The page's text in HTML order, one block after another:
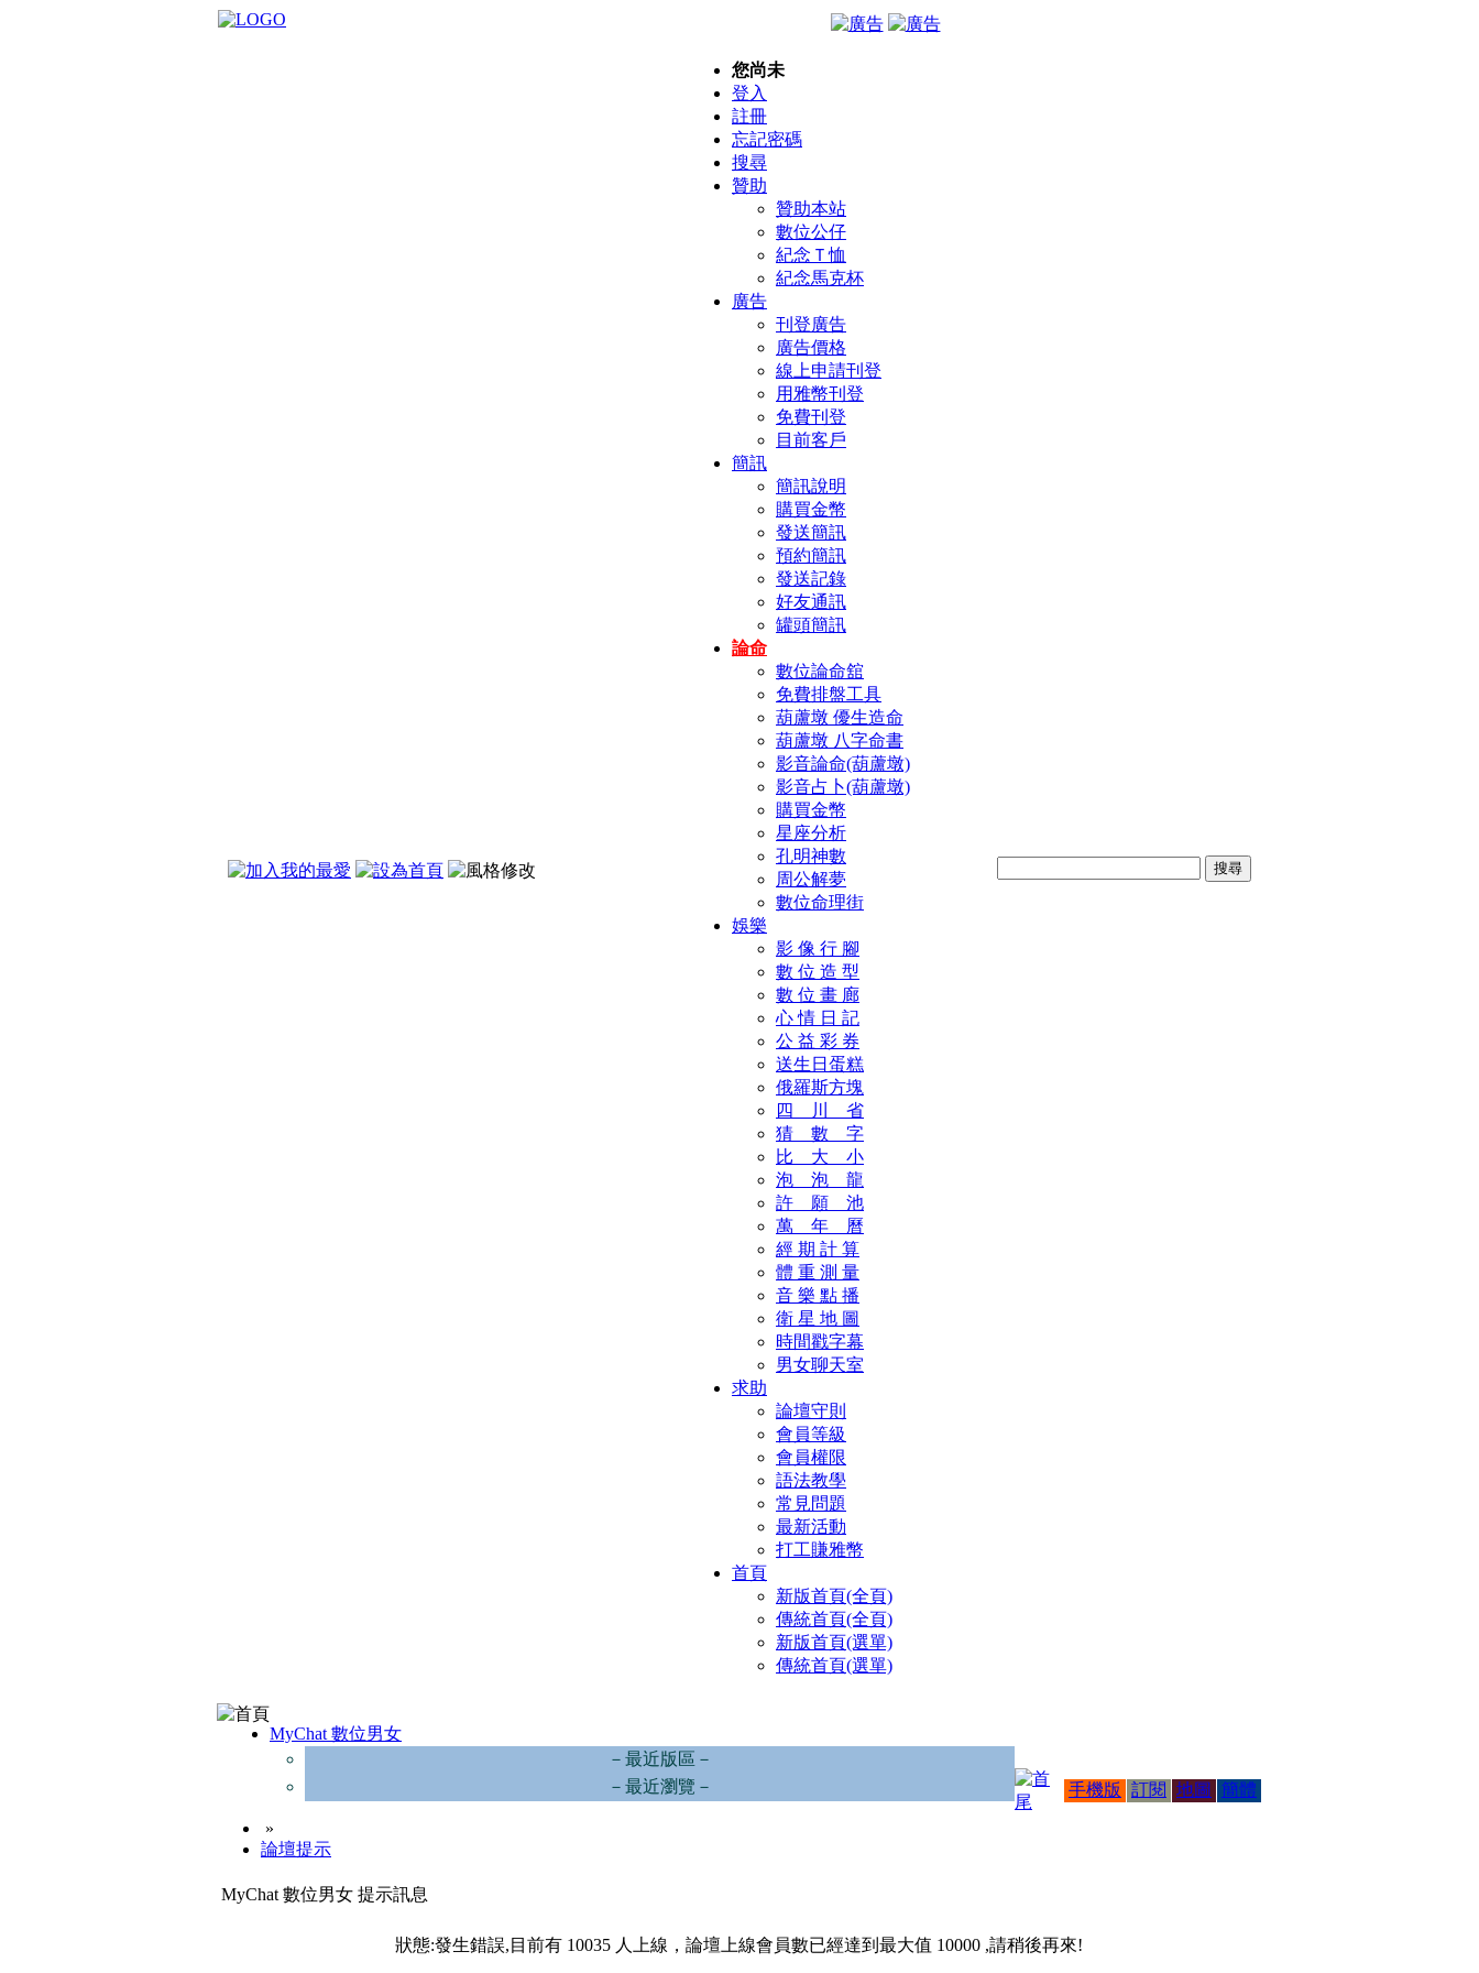
您尚未
登入
註冊
忘記密碼
搜尋
贊助
贊助本站
數位公仔
紀念Ｔ恤
紀念馬克杯
廣告
刊登廣告
廣告價格
線上申請刊登
用雅幣刊登
免費刊登
目前客戶
簡訊
簡訊說明
購買金幣
發送簡訊
預約簡訊
發送記錄
好友通訊
罐頭簡訊
論命
數位論命舘
免費排盤工具
葫蘆墩 優生造命
葫蘆墩 八字命書
影音論命(葫蘆墩)
影音占卜(葫蘆墩)
購買金幣
星座分析
孔明神數
周公解夢
數位命理街
娛樂
影 像 行 腳
數 位 造 型
數 位 畫 廊
心 情 日 記
公 益 彩 券
送生日蛋糕
俄羅斯方塊
四 川 省
猜 數 字
比 大 小
泡 泡 龍
許 願 池
萬 年 曆
經 期 計 算
體 重 測 量
音 樂 點 播
衛 星 地 圖
時間戳字幕
男女聊天室
求助
論壇守則
會員等級
會員權限
語法教學
常見問題
最新活動
打工賺雅幣
首頁
新版首頁(全頁)
傳統首頁(全頁)
新版首頁(選單)
傳統首頁(選單)
MyChat 數位男女
－最近版區－
－最近瀏覽－
»
論壇提示
手機版 訂閱 地圖 簡體
MyChat 數位男女 提示訊息
狀態:發生錯誤,目前有 10035 人上線，論壇上線會員數已經達到最大值 10000 ,請稍後再來!